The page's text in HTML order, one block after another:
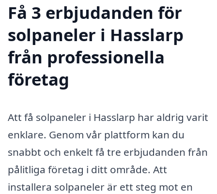
Få 3 erbjudanden för
solpaneler i Hasslarp
från professionella
företag
Att få solpaneler i Hasslarp har aldrig varit
enklare. Genom vår plattform kan du
snabbt och enkelt få tre erbjudanden från
pålitliga företag i ditt område. Att
installera solpaneler är ett steg mot en